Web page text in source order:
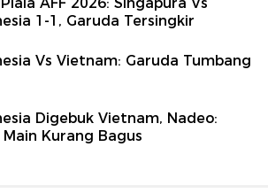
1-1, Garuda Tersingkir
Vs Vietnam: Garuda Tumbang
Digebuk Vietnam, Nadeo:
Main Kurang Bagus